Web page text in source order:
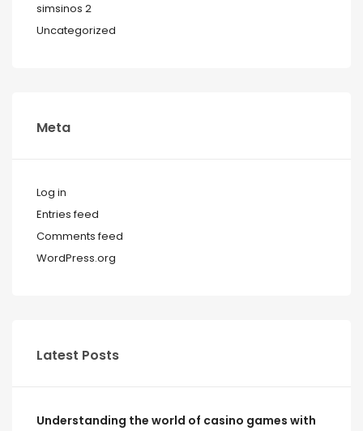
simsinos 2
Uncategorized
Meta
Log in
Entries feed
Comments feed
WordPress.org
Latest Posts
Understanding the world of casino games with